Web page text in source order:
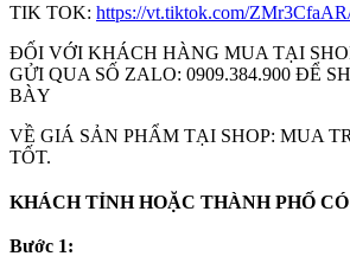
TIK TOK: https://vt.tiktok.com/
ĐỐI VỚI KHÁCH HÀNG MUA TẠI
GỬI QUA SỐ ZALO: 0909.384.900 ĐỂ
BÀY
VỀ GIÁ SẢN PHẨM TẠI SHOP: MUA
TỐT.
KHÁCH TỈNH HOẶC THÀNH PHỐ
Bước 1: